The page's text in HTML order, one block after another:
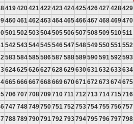
419420421 422 423424425426427428429
460461 462 463464465466467468469470
501 502 503504505506507508509510511
542 543544545546547548549550551 552
583584585586587588589590591 592 593
624625626627628629630631 632 633634
665666667668669670671 672 673674675
706707708709710711 712 713714715716
747748749750751 752 753754755756757
788789790791 792 793794795796797798